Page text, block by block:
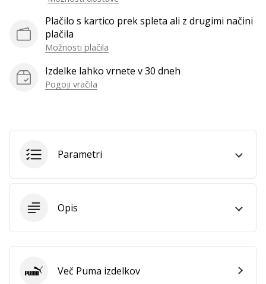
našemu…
Prikaži
vse
članke
Plačilo s kartico prek spleta ali z drugimi načini
plačila
Možnosti plačila
Izdelke lahko vrnete v 30 dneh
Pogoji vračila
Parametri
Opis
Puma Več Puma izdelkov